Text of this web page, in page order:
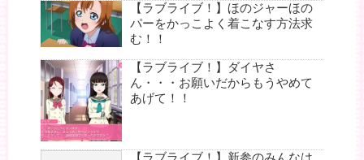
【ラブライブ！】ほのジャーほの
パーをかっこよく着こなす方法求
む！！
【ラブライブ！】ダイヤさ
ん・・・お願いだからもうやめて
あげて！！